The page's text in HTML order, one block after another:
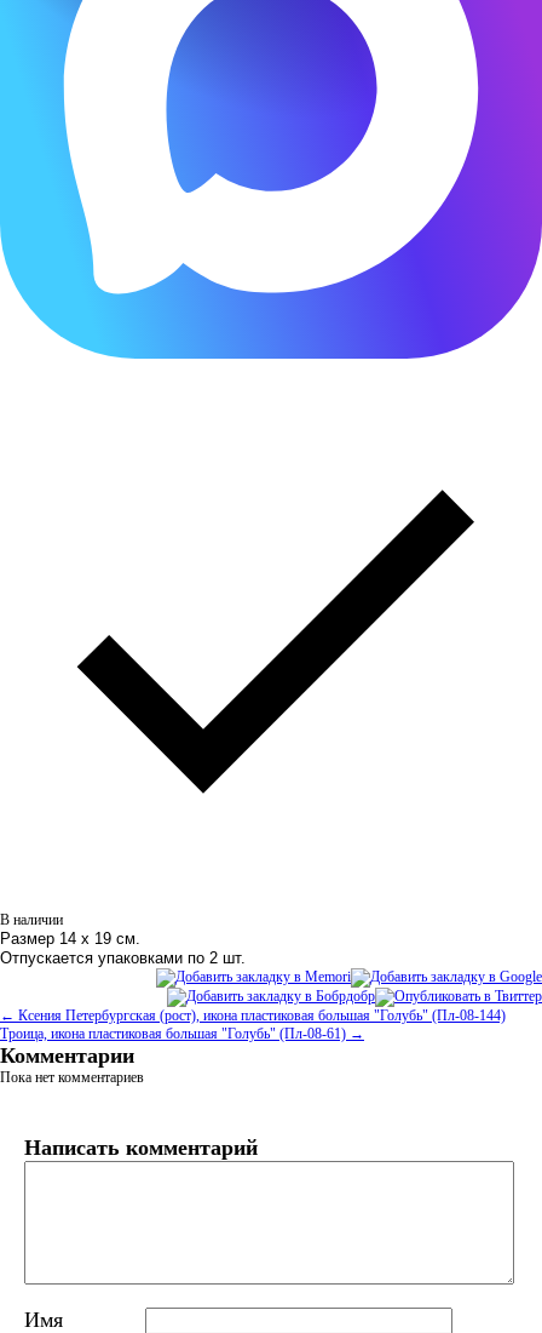
В наличии
Размер 14 х 19 см.
Отпускается упаковками по 2 шт.
← Ксения Петербургская (рост), икона пластиковая большая "Голубь" (Пл-08-144)
Троица, икона пластиковая большая "Голубь" (Пл-08-61) →
Комментарии
Пока нет комментариев
Написать комментарий
Имя